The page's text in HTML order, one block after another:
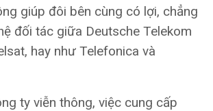
giúp đôi bên cùng có lợi, chẳng
đối tác giữa Deutsche Telekom
hay như Telefonica và
ty viễn thông, việc cung cấp